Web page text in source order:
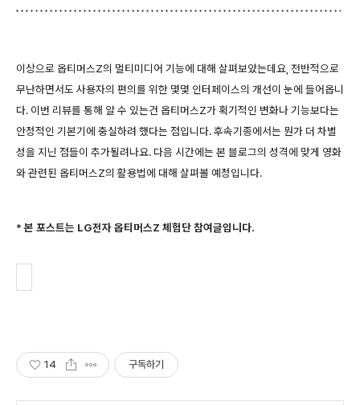
이상으로 옵티머스Z의 멀티미디어 기능에 대해 살펴보았는데요, 전반적으로
무난하면서도 사용자의 편의를 위한 몇몇 인터페이스의 개선이 눈에 들어옵니
다. 이번 리뷰를 통해 알 수 있는건 옵티머스Z가 획기적인 변화나 기능보다는
안정적인 기본기에 충실하려 했다는 점입니다. 후속기종에서는 뭔가 더 차별
성을 지닌 점들이 추가될려나요. 다음 시간에는 본 블로그의 성격에 맞게 영화
와 관련된 옵티머스Z의 활용법에 대해 살펴볼 예정입니다.
* 본 포스트는 LG전자 옵티머스Z 체험단 참여글입니다.
14 구독하기